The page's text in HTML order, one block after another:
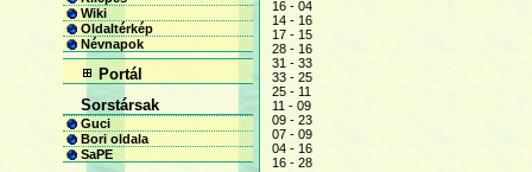
Wiki
Oldaltérkép
Névnapok
Portál
Sorstársak
Guci
Bori oldala
SaPE
16 - 04
14 - 16
17 - 15
28 - 16
31 - 33
33 - 25
25 - 11
11 - 09
09 - 23
07 - 09
04 - 16
16 - 28